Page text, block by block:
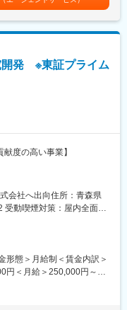
労務管理、店舗・業態改善
担当します。
様々なバックグラウンド
えられます。
のマネジメント力・人材
を学んで頂くことが可能
トアチーフ(1店舗管理)、平
理)、
くポジションを目指し業
年収想定です賃金はあく
上下する可能性がありま
です。
開発 ※東証プライム
献度の高い事業】
いる有機EL照明事業開発
ルコストダウン、品質向
のための技術開発が事業
担える即戦力人材の補強
囲：会社の定める業務
会社へ出向住所：青森県
受動喫煙対策：屋内全面禁
形態＞月給制＜賃金内訳＞
円＜月給＞250,000円～